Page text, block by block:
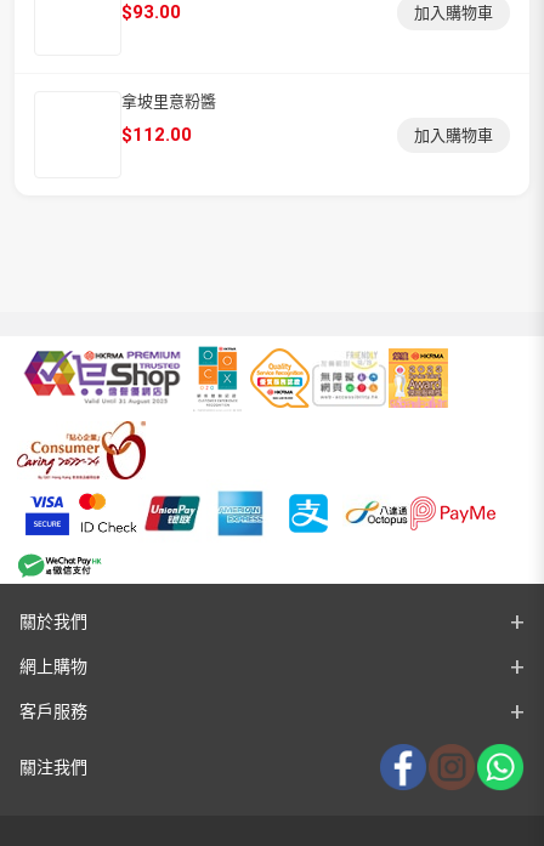
$93.00 加入購物車
拿坡里意粉醬
$112.00 加入購物車
關於我們
網上購物
客戶服務
關注我們